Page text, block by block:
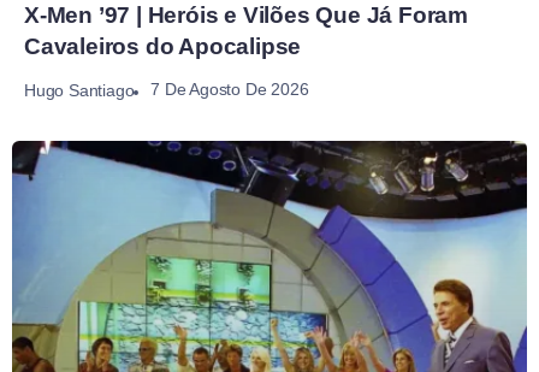
X-Men ’97 | Heróis e Vilões Que Já Foram
Cavaleiros do Apocalipse
Hugo Santiago 7 De Agosto De 2026